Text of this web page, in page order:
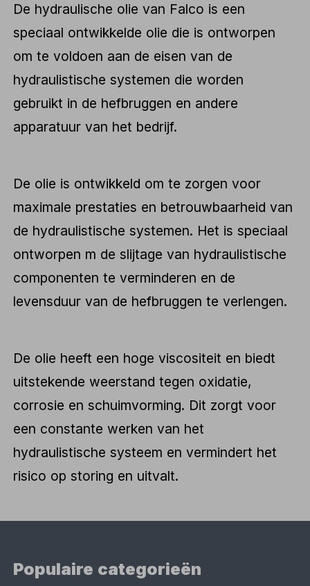
De hydraulische olie van Falco is een
speciaal ontwikkelde olie die is ontworpen
om te voldoen aan de eisen van de
hydraulistische systemen die worden
gebruikt in de hefbruggen en andere
apparatuur van het bedrijf.
De olie is ontwikkeld om te zorgen voor
maximale prestaties en betrouwbaarheid van
de hydraulistische systemen. Het is speciaal
ontworpen m de slijtage van hydraulistische
componenten te verminderen en de
levensduur van de hefbruggen te verlengen.
De olie heeft een hoge viscositeit en biedt
uitstekende weerstand tegen oxidatie,
corrosie en schuimvorming. Dit zorgt voor
een constante werken van het
hydraulistische systeem en vermindert het
risico op storing en uitvalt.
Populaire categorieën